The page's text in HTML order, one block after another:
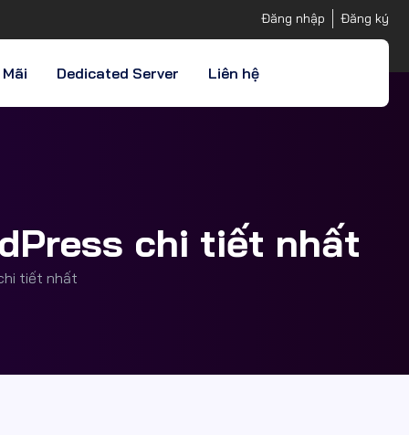
Đăng nhập Đăng ký
Dedicated Server Liên hệ
chi tiết nhất
tiết nhất